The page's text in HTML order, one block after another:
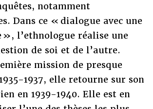
notamment
Dans ce « dialogue avec une
l’ethnologue réalise une
de soi et de l’autre.
mission de presque
1937, elle retourne sur son
en 1939-1940. Elle est en